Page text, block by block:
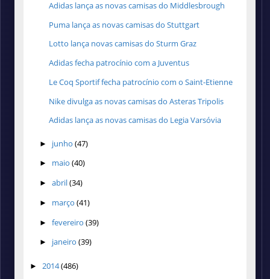
Adidas lança as novas camisas do Middlesbrough
Puma lança as novas camisas do Stuttgart
Lotto lança novas camisas do Sturm Graz
Adidas fecha patrocínio com a Juventus
Le Coq Sportif fecha patrocínio com o Saint-Etienne
Nike divulga as novas camisas do Asteras Tripolis
Adidas lança as novas camisas do Legia Varsóvia
► junho (47)
► maio (40)
► abril(34)
► março (41)
► fevereiro (39)
► janeiro (39)
► 2014(486)